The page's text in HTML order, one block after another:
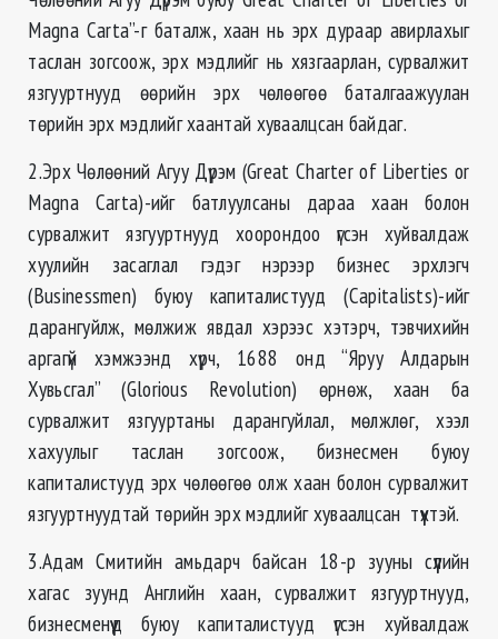
Magna Carta”-г баталж, хаан нь эрх дураар авирлахыг
таслан зогсоож, эрх мэдлийг нь хязгаарлан, сурвалжит
язгууртнууд өөрийн эрх чөлөөгөө баталгаажуулан
төрийн эрх мэдлийг хаантай хуваалцсан байдаг.
2.Эрх Чөлөөний Агуу Дүрэм (Great Charter of Liberties or
Magna Carta)-ийг батлуулсаны дараа хаан болон
сурвалжит язгууртнууд хоорондоо үгсэн хуйвалдаж
хуулийн засаглал гэдэг нэрээр бизнес эрхлэгч
(Businessmen) буюу капиталистууд (Capitalists)-ийг
дарангуйлж, мөлжиж явдал хэрээс хэтэрч, тэвчихийн
аргагүй хэмжээнд хүрч, 1688 онд “Яруу Алдарын
Хувьсгал” (Glorious Revolution) өрнөж, хаан ба
сурвалжит язгууртаны дарангуйлал, мөлжлөг, хээл
хахуулыг таслан зогсоож, бизнесмен буюу
капиталистууд эрх чөлөөгөө олж хаан болон сурвалжит
язгууртнуудтай төрийн эрх мэдлийг хуваалцсан түүхтэй.
3.Адам Смитийн амьдарч байсан 18-р зууны сүүлийн
хагас зуунд Английн хаан, сурвалжит язгууртнууд,
бизнесменүүд буюу капиталистууд үгсэн хуйвалдаж